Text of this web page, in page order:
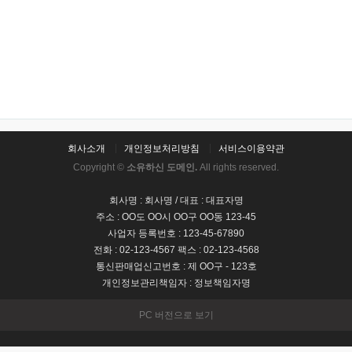
회사소개 개인정보처리방침
서비스이용약관
Copyright © 소유하신 도메인. All rights reserved.
회사명 : 회사명 / 대표 : 대표자명
주소 : OO도 OO시 OO구 OO동 123-45
사업자 등록번호 : 123-45-67890
전화 : 02-123-4567 팩스 : 02-123-4568
통신판매업신고번호 : 제 OO구 - 123호
개인정보관리책임자 : 정보책임자명
PC 버전으로 보기